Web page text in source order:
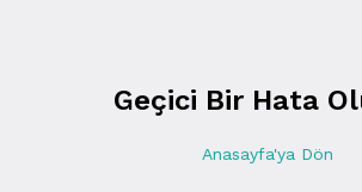
Geçici Bir Hata
Anasayfa'ya Dön